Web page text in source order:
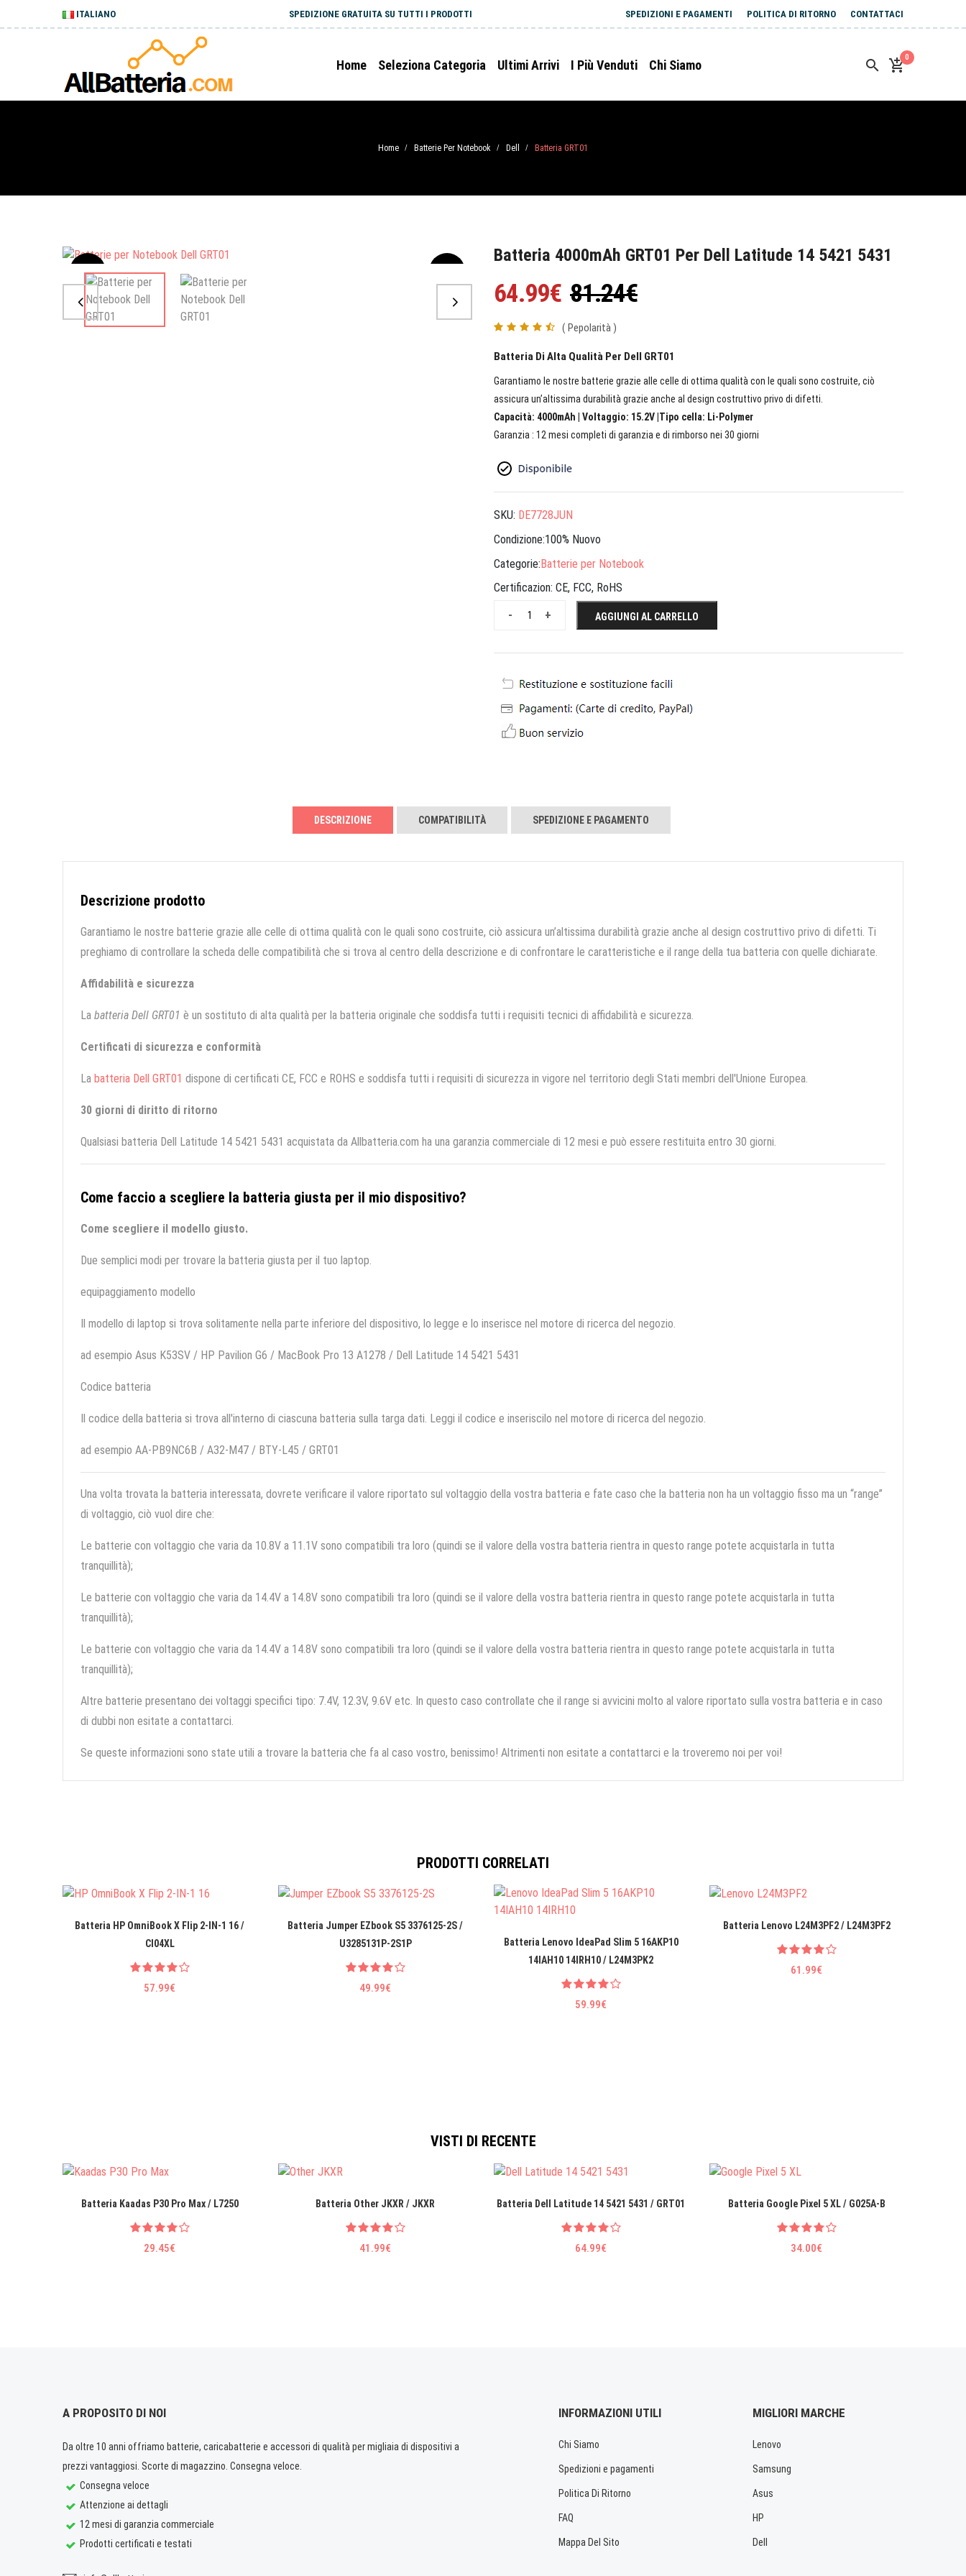
ITALIANO SPEDIZIONE GRATUITA SU TUTTI I PRODOTTI SPEDIZIONI E PAGAMENTI POLITICA DI RITORNO CONTATTACI
Home Seleziona Categoria Ultimi Arrivi I Più Venduti Chi Siamo
0
Home / Batterie Per Notebook / Dell / Batteria GRT01
Sale
Batteria 4000mAh GRT01 Per Dell Latitude 14 5421 5431
64.99€ 81.24€
( Pepolarità )
Batteria Di Alta Qualità Per Dell GRT01
Garantiamo le nostre batterie grazie alle celle di ottima qualità con le quali sono costruite, ciò
assicura un’altissima durabilità grazie anche al design costruttivo privo di difetti.
Capacità: 4000mAh | Voltaggio: 15.2V |Tipo cella: Li-Polymer
Garanzia : 12 mesi completi di garanzia e di rimborso nei 30 giorni
SKU: DE7728JUN
Condizione:100% Nuovo
Categorie:Batterie per Notebook
Certificazion: CE, FCC, RoHS
+
- AGGIUNGI AL CARRELLO
DESCRIZIONE COMPATIBILITÀ SPEDIZIONE E PAGAMENTO
Descrizione prodotto
Garantiamo le nostre batterie grazie alle celle di ottima qualità con le quali sono costruite, ciò assicura un’altissima durabilità grazie anche al design costruttivo privo di difetti. Ti
preghiamo di controllare la scheda delle compatibilità che si trova al centro della descrizione e di confrontare le caratteristiche e il range della tua batteria con quelle dichiarate.
Affidabilità e sicurezza
La batteria Dell GRT01 è un sostituto di alta qualità per la batteria originale che soddisfa tutti i requisiti tecnici di affidabilità e sicurezza.
Certificati di sicurezza e conformità
La batteria Dell GRT01 dispone di certificati CE, FCC e ROHS e soddisfa tutti i requisiti di sicurezza in vigore nel territorio degli Stati membri dell'Unione Europea.
30 giorni di diritto di ritorno
Qualsiasi batteria Dell Latitude 14 5421 5431 acquistata da Allbatteria.com ha una garanzia commerciale di 12 mesi e può essere restituita entro 30 giorni.
Come faccio a scegliere la batteria giusta per il mio dispositivo?
Come scegliere il modello giusto.
Due semplici modi per trovare la batteria giusta per il tuo laptop.
equipaggiamento modello
Il modello di laptop si trova solitamente nella parte inferiore del dispositivo, lo legge e lo inserisce nel motore di ricerca del negozio.
ad esempio Asus K53SV / HP Pavilion G6 / MacBook Pro 13 A1278 / Dell Latitude 14 5421 5431
Codice batteria
Il codice della batteria si trova all'interno di ciascuna batteria sulla targa dati. Leggi il codice e inseriscilo nel motore di ricerca del negozio.
ad esempio AA-PB9NC6B / A32-M47 / BTY-L45 / GRT01
Una volta trovata la batteria interessata, dovrete verificare il valore riportato sul voltaggio della vostra batteria e fate caso che la batteria non ha un voltaggio fisso ma un “range”
di voltaggio, ciò vuol dire che:
Le batterie con voltaggio che varia da 10.8V a 11.1V sono compatibili tra loro (quindi se il valore della vostra batteria rientra in questo range potete acquistarla in tutta
tranquillità);
Le batterie con voltaggio che varia da 14.4V a 14.8V sono compatibili tra loro (quindi se il valore della vostra batteria rientra in questo range potete acquistarla in tutta
tranquillità);
Le batterie con voltaggio che varia da 14.4V a 14.8V sono compatibili tra loro (quindi se il valore della vostra batteria rientra in questo range potete acquistarla in tutta
tranquillità);
Altre batterie presentano dei voltaggi specifici tipo: 7.4V, 12.3V, 9.6V etc. In questo caso controllate che il range si avvicini molto al valore riportato sulla vostra batteria e in caso
di dubbi non esitate a contattarci.
Se queste informazioni sono state utili a trovare la batteria che fa al caso vostro, benissimo! Altrimenti non esitate a contattarci e la troveremo noi per voi!
PRODOTTI CORRELATI
Batteria HP OmniBook X Flip 2-IN-1 16 /
CI04XL
57.99€
Batteria Jumper EZbook S5 3376125-2S /
U3285131P-2S1P
49.99€
Batteria Lenovo IdeaPad Slim 5 16AKP10
14IAH10 14IRH10 / L24M3PK2
59.99€
Batteria Lenovo L24M3PF2 / L24M3PF2
61.99€
VISTI DI RECENTE
Batteria Kaadas P30 Pro Max / L7250
29.45€
Batteria Other JKXR / JKXR
41.99€
Batteria Dell Latitude 14 5421 5431 / GRT01
64.99€
Batteria Google Pixel 5 XL / G025A-B
34.00€
A PROPOSITO DI NOI
Da oltre 10 anni offriamo batterie, caricabatterie e accessori di qualità per migliaia di dispositivi a
prezzi vantaggiosi. Scorte di magazzino. Consegna veloce.
Consegna veloce
Attenzione ai dettagli
12 mesi di garanzia commerciale
Prodotti certificati e testati
INFORMAZIONI UTILI
Chi Siamo
Spedizioni e pagamenti
Politica Di Ritorno
FAQ
Mappa Del Sito
MIGLIORI MARCHE
Lenovo
Samsung
Asus
HP
Dell